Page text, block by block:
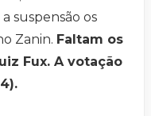
suspensão os
Zanin. Faltam os
Fux. A votação